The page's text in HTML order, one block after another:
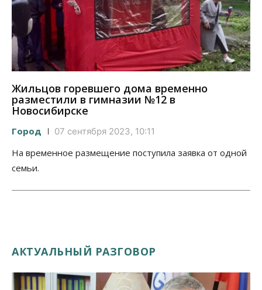
Жильцов горевшего дома временно
разместили в гимназии №12 в
Новосибирске
Город 07 сентября 2023, 10:11
На временное размещение поступила заявка от одной
семьи.
АКТУАЛЬНЫЙ РАЗГОВОР